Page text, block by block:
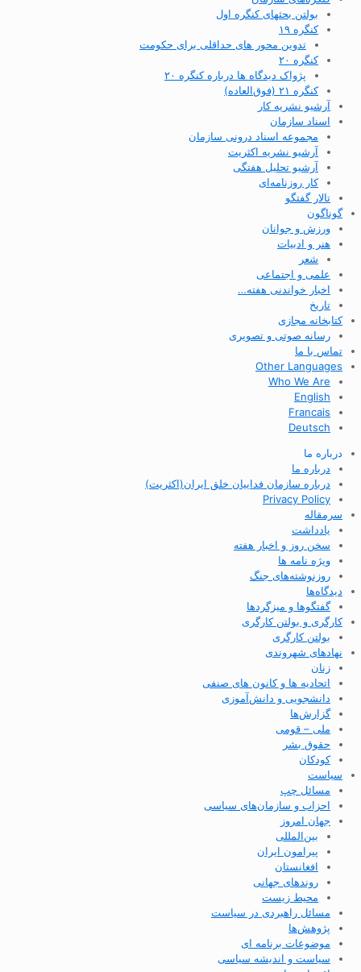
بولتن بحثهای کنگره اول
کنگره ۱۹
تدوین محور های حداقلی برای حکومت
کنگره ۲۰
پژواک دیدگاه ها درباره کنگره ۲۰
کنگره ۲۱ (فوق‌العاده)
آرشیو نشریه کار
اسناد سازمان
مجموعه اسناد درونی سازمان
آرشیو نشریه اکثریت
آرشیو تحلیل هفتگی
کار روزنامه‌ای
تالار گفتگو
گوناگون
ورزش و جوانان
هنر و ادبیات
شعر
علمی و اجتماعی
اخبار خواندنی هفته…
تاریخ
کتابخانه مجازی
رسانه صوتی و تصویری
تماس با ما
Other Languages
Who We Are
English
Francais
Deutsch
درباره ما
درباره ما
درباره سازمان فداییان خلق ایران(اکثریت)
Privacy Policy
سرمقاله
یادداشت
سخن روز و اخبار هفته
ویژه نامه ها
روزنوشته‌های جنگ
دیدگاه‌ها
گفتگوها و میزگردها
کارگری و بولتن کارگری
بولتن کارگری
نهادهای شهروندی
زنان
اتحادیه ها و کانون های صنفی
دانشجویی و دانش‌آموزی
گزارش‌ها
ملی – قومی
حقوق بشر
کودکان
سیاست
مسائل چپ
احزاب و سازمان‌های سیاسی
جهان امروز
بین‌المللی
پیرامون ایران
افغانستان
روندهای جهانی
محیط زیست
مسائل راهبردی در سیاست
پژوهش‌ها
موضوعات برنامه ای
سیاست و اندیشه سیاسی